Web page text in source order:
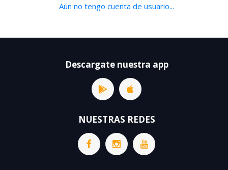
Aún no tengo cuenta de usuario...
Descargate nuestra app
NUESTRAS REDES